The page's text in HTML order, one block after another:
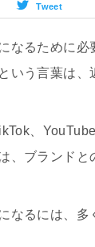
Tweet
なるために必
いう言葉は、
、
、ブランドと
なるには、多